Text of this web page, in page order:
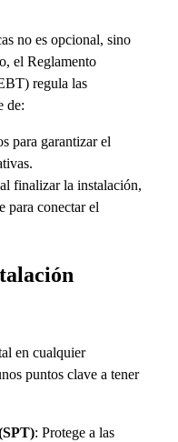
no es opcional, sino
el Reglamento
regula las
de:
para garantizar el
finalizar la instalación,
para conectar el
en cualquier
puntos clave a tener
: Protege a las